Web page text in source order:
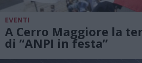
EVENTI
A Cerro Maggiore la
di “ANPI in festa”